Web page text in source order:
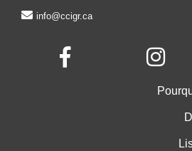
info@ccigr.ca